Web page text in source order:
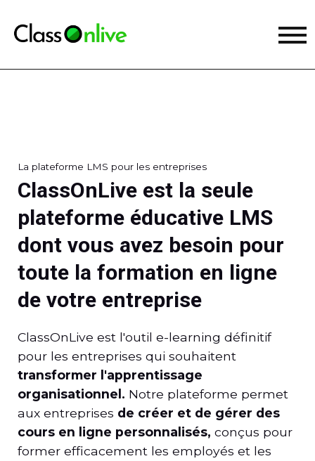
La plateforme LMS pour les entreprises
ClassOnLive est la seule
plateforme éducative LMS
dont vous avez besoin pour
toute la formation en ligne
de votre entreprise
ClassOnLive est l'outil e-learning définitif
pour les entreprises qui souhaitent
transformer l'apprentissage
organisationnel. Notre plateforme permet
aux entreprises de créer et de gérer des
cours en ligne personnalisés, conçus pour
former efficacement les employés et les